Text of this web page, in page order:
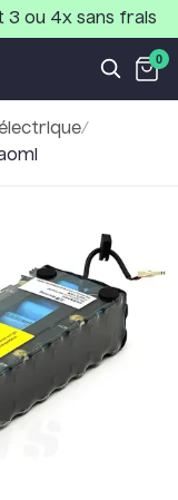
3 ou 4x sans frais
0
/